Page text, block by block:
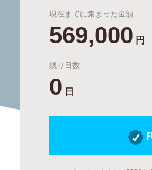
現在までに集まった金額
569,000 円
残り日数
0 日